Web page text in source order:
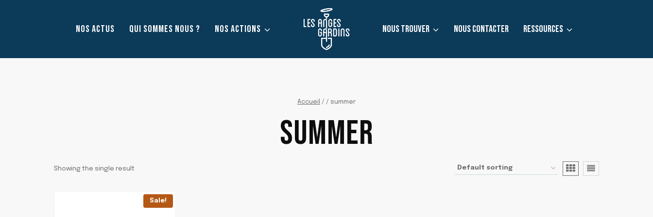
NOS ACTUS QUI SOMMES NOUS ? NOS ACTIONS NOUS TROUVER NOUS CONTACTER RESSOURCES
Accueil / / summer
SUMMER
Showing the single result
Sale!